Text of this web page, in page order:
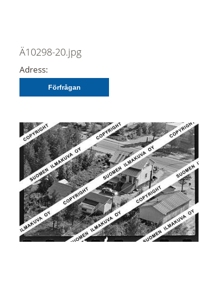
Ä10298-20.jpg
Adress:
Förfrågan